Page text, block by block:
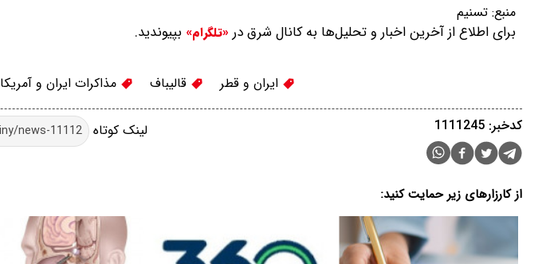
منبع: تسنیم
برای اطلاع از آخرین اخبار و تحلیل‌ها به کانال شرق در «تلگرام» بپیوندید.
ایران و قطر قالیباف مذاکرات ایران و آمریکا
لینک کوتاه کدخبر: 1111245
از کارزارهای زیر حمایت کنید: